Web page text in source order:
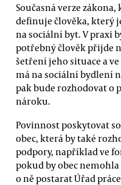
Současná verze
definuje člověka, který
na sociální byt. V praxi
potřebný člověk přijde
šetření jeho situace a
má na sociální bydlení
pak bude rozhodovat o
nároku.
Povinnost poskytovat
obec, která by také
podpory, například ve
pokud by obec
o ně postarat Úřad